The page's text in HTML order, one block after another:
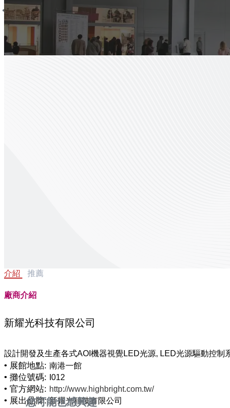
介紹 推薦
廠商介紹
新耀光科技有限公司
• 展館地點: 南港一館
• 攤位號碼: I012
• 官方網站: http://www.highbright.com.tw/
• 展出品牌:新耀光科技有限公司
您可能也感興趣